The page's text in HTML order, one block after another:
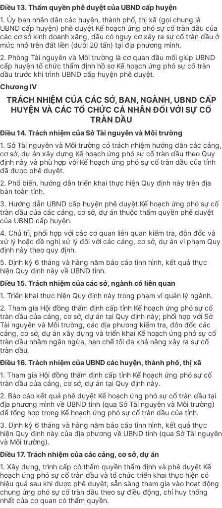
Điều 13. Thẩm quyền phê duyệt của UBND cấp huyện
1. Ủy ban nhân dân các huyện, thành phố, thị xã (gọi chung là
UBND cấp huyện) phê duyệt Kế hoạch ứng phó sự cố tràn dầu của
các cơ sở kinh doanh xăng, dầu có nguy cơ xảy ra sự cố tràn dầu ở
mức nhỏ trên đất liền (dưới 20 tấn) tại địa phương mình.
2. Phòng Tài nguyên và Môi trường là cơ quan đầu mối giúp UBND
cấp huyện tổ chức thẩm định hồ sơ Kế hoạch ứng phó sự cố tràn
dầu trước khi trình UBND cấp huyện phê duyệt.
Chương IV
TRÁCH NHIỆM CỦA CÁC SỞ, BAN, NGÀNH, UBND CẤP
HUYỆN VÀ CÁC TỔ CHỨC CÁ NHÂN ĐỐI VỚI SỰ CỐ
TRÀN DẦU
Điều 14. Trách nhiệm của Sở Tài nguyên và Môi trường
1. Sở Tài nguyên và Môi trường có trách nhiệm hướng dẫn các cảng,
cơ sở, dự án xây dựng Kế hoạch ứng phó sự cố tràn dầu theo Quy
định này và phù hợp với Kế hoạch ứng phó sự cố tràn dầu của tỉnh
đã được phê duyệt.
2. Phổ biến, hướng dẫn triển khai thực hiện Quy định này trên địa
bàn toàn tỉnh.
3. Hướng dẫn UBND cấp huyện phê duyệt Kế hoạch ứng phó sự cố
tràn dầu của các cảng, cơ sở, dự án thuộc thẩm quyền phê duyệt
của UBND cấp huyện.
4. Chủ trì, phối hợp với các cơ quan liên quan kiểm tra, đôn đốc và
xử lý hoặc đề nghị xử lý đối với các cảng, cơ sở, dự án vi phạm Quy
định này theo quy định.
5. Định kỳ 6 tháng và hàng năm báo cáo tình hình, kết quả thực
hiện Quy định này về UBND tỉnh.
Điều 15. Trách nhiệm của các sở, ngành có liên quan
1. Triển khai thực hiện Quy định này trong phạm vi quản lý ngành.
2. Tham gia Hội đồng thẩm định cấp tỉnh Kế hoạch ứng phó sự cố
tràn dầu của cảng, cơ sở, dự án tại Quy định này; phối hợp với Sở
Tài nguyên và Môi trường, các địa phương kiểm tra, đôn đốc các
cảng, cơ sở, dự án xây dựng và triển khai Kế hoạch ứng phó sự cố
tràn dầu nhằm ngăn ngừa, hạn chế tối đa khả năng xảy ra sự cố
tràn dầu.
Điều 16. Trách nhiệm của UBND các huyện, thành phố, thị xã
1. Tham gia Hội đồng thẩm định cấp tỉnh Kế hoạch ứng phó sự cố
tràn dầu của cảng, cơ sở, dự án tại Quy định này.
2. Báo cáo kết quả phê duyệt Kế hoạch ứng phó sự cố tràn dầu tại
địa phương mình về UBND tỉnh (qua Sở Tài nguyên và Môi trường)
để tổng hợp trong Kế hoạch ứng phó sự cố tràn dầu của tỉnh.
3. Định kỳ 6 tháng và hàng năm báo cáo tình hình, kết quả thực
hiện Quy định này của địa phương về UBND tỉnh (qua Sở Tài nguyên
và Môi trường).
Điều 17. Trách nhiệm của các cảng, cơ sở, dự án
1. Xây dựng, trình cấp có thẩm quyền thẩm định và phê duyệt Kế
hoạch ứng phó sự cố tràn dầu và tổ chức triển khai thực hiện có
hiệu quả sau khi được phê duyệt; sẵn sàng tham gia vào hoạt động
chung ứng phó sự cố tràn dầu theo sự điều động, chỉ huy thống
nhất của cơ quan có thẩm quyền.